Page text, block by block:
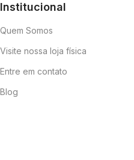
Institucional
Quem Somos
Visite nossa loja física
Entre em contato
Blog